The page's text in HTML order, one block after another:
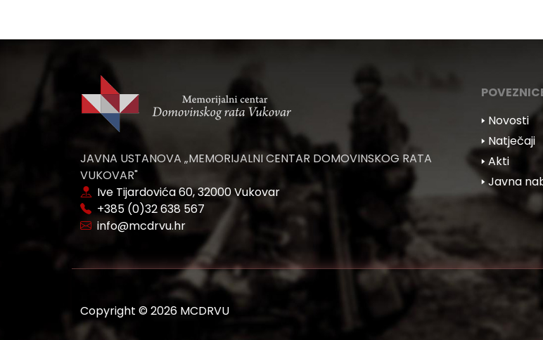
JAVNA USTANOVA „MEMORIJALNI CENTAR DOMOVINSKOG RATA
VUKOVAR"
Ive Tijardovića 60, 32000 Vukovar
+385 (0)32 638 567
info@mcdrvu.hr
🢒 Novosti
🢒 Natječaji
🢒 Akti
🢒 Javna
Copyright © 2026 MCDRVU